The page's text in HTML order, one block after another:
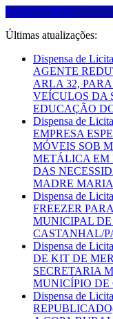
Fechar O Menu
Últimas atualizações:
Dispensa de
AGENTE
ARLA 32,
VEÍCULOS DA
EDUCAÇÃO
Dispensa de
EMPRESA
MÓVEIS SOB
METÁLICA EM
DAS
MADRE
Dispensa de
FREEZER
MUNICIPAL
CASTANHAL/
Dispensa de
DE KIT DE
SECRETARIA
MUNICÍPIO
Dispensa de